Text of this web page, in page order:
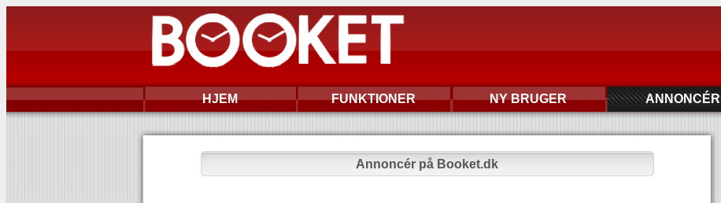
HJEM FUNKTIONER NY BRUGER ANNONCÉR
Annoncér på Booket.dk